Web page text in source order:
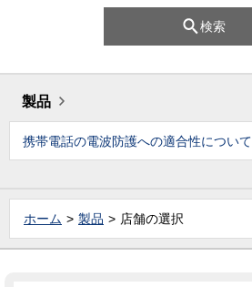
検索
製品
携帯電話の電波防護への適合性について
ホーム 製品 店舗の選択